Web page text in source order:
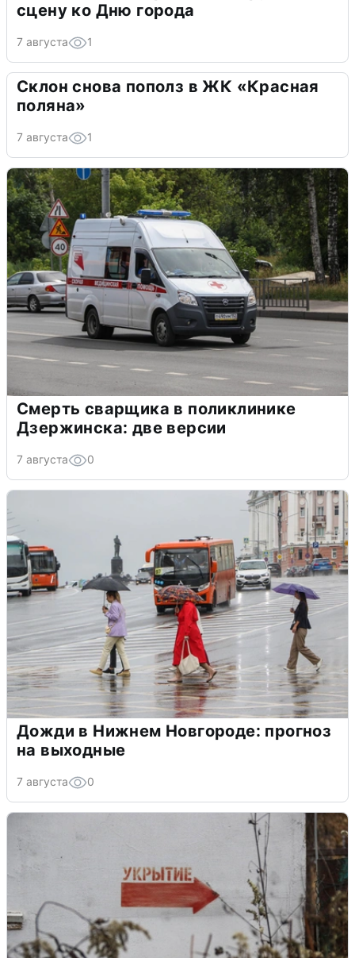
сцену ко Дню города
7 августа 1
Склон снова пополз в ЖК «Красная
поляна»
7 августа 1
Смерть сварщика в поликлинике
Дзержинска: две версии
7 августа 0
Дожди в Нижнем Новгороде: прогноз
на выходные
7 августа 0